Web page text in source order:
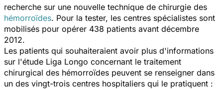
recherche sur une nouvelle technique de chirurgie des
hémorroïdes. Pour la tester, les centres spécialistes sont
mobilisés pour opérer 438 patients avant décembre
2012.
Les patients qui souhaiteraient avoir plus d'informations
sur l'étude Liga Longo concernant le traitement
chirurgical des hémorroïdes peuvent se renseigner dans
un des vingt-trois centres hospitaliers qui le pratiquent :